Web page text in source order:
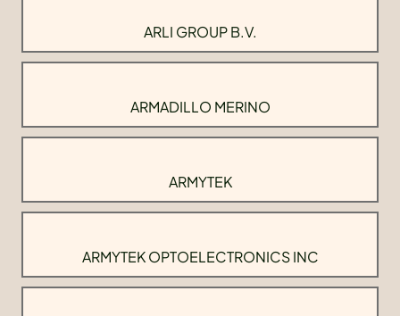
ARLI GROUP B.V.
ARMADILLO MERINO
ARMYTEK
ARMYTEK OPTOELECTRONICS INC